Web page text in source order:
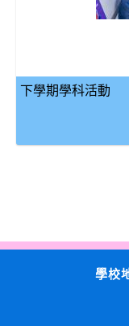
下學期學科活動
學校